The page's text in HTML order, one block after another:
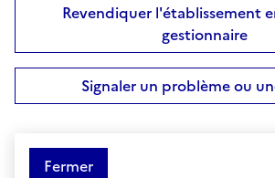
Revendiquer l'établissement
gestionnaire
Signaler un problème ou
Fermer